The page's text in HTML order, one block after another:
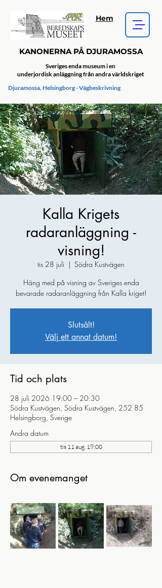
KANONERNA PÅ DJURAMOSSA
Djuramossa, Helsingborg - Vägbeskrivning
Sveriges enda museum i en
underjordisk anläggning från andra världskriget
Hem
Kalla Krigets
radaranläggning -
visning!
tis 28 juli
  |
Södra Kustvägen
Häng med på visning av Sveriges enda
bevarade radaranläggning från Kalla kriget!
Slutsålt!
Välj ett annat datum!
Tid och plats
28 juli 2026 19:00 – 20:30
Södra Kustvägen, Södra Kustvägen, 252 85
Helsingborg, Sverige
Andra datum
tis 11 aug. 19:00
Om evenemanget